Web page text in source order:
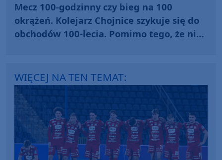
Mecz 100-godzinny czy bieg na 100
okrążeń. Kolejarz Chojnice szykuje się do
obchodów 100-lecia. Pomimo tego, że nie
WIĘCEJ NA TEN TEMAT: